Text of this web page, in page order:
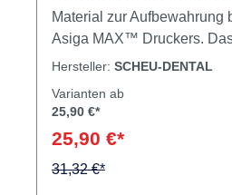
Material zur Aufbewahrung
Asiga MAX™ Druckers.
während der Lagerung in
lichtundurchlässigen Box
Boxen gleichzeitig
Hersteller: SCHEU-DENTAL
Varianten ab
25,90 €*
25,90 €*
31,32 €*